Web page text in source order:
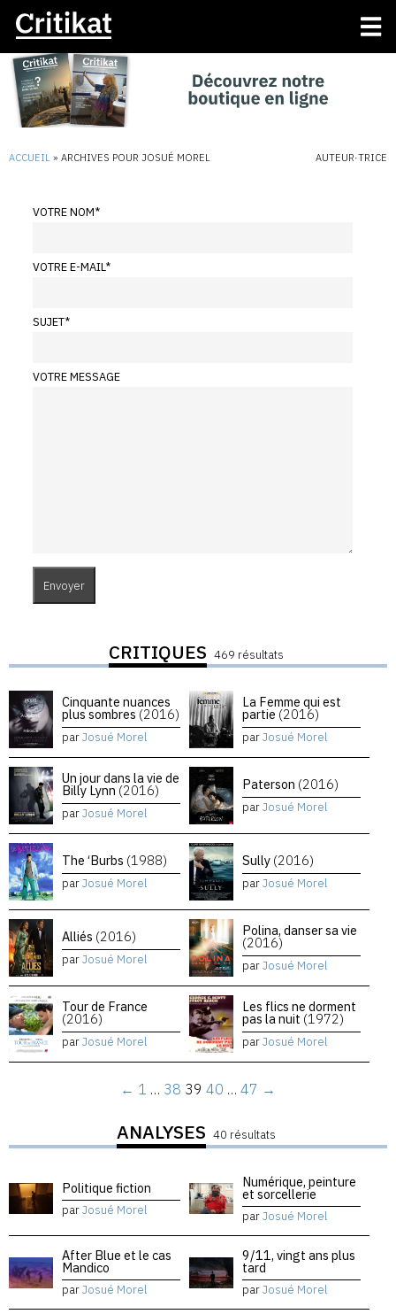
ACCUEIL » ARCHIVES POUR JOSUÉ MOREL AUTEUR·TRICE
VOTRE NOM*
VOTRE E-MAIL*
SUJET*
VOTRE MESSAGE
CRITIQUES 469 résultats
Cinquante nuances
plus sombres (2016)
parJosué Morel
La Femme qui est
partie (2016)
parJosué Morel
Un jour dans la vie de
Billy Lynn (2016)
parJosué Morel
Paterson (2016)
parJosué Morel
The ‘Burbs (1988)
parJosué Morel
Sully (2016)
parJosué Morel
Alliés (2016)
parJosué Morel
Polina, danser sa vie
(2016)
parJosué Morel
Tour de France
(2016)
parJosué Morel
Les flics ne dorment
pas la nuit (1972)
parJosué Morel
← 1 … 38 39 40 … 47 →
ANALYSES 40 résultats
Politique fiction
parJosué Morel
Numérique, peinture
et sorcellerie
parJosué Morel
After Blue et le cas
Mandico
parJosué Morel
9/11, vingt ans plus
tard
parJosué Morel